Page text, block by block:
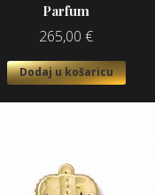
Parfum
265,00 €
Dodaj u košaricu